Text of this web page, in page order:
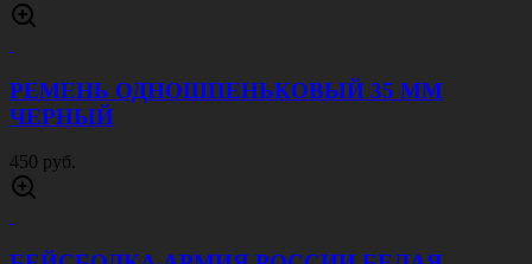
2000 руб.
БЕЙСБОЛКА НИ ПУХА НИ ПЕРА БОРДОВАЯ
500 руб.